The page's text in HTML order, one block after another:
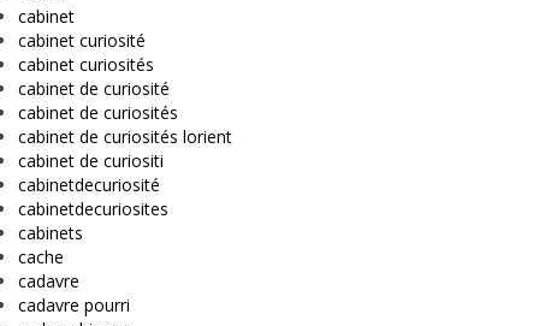
cabinet
cabinet curiosité
cabinet curiosités
cabinet de curiosité
cabinet de curiosités
cabinet de curiosités lorient
cabinet de curiositi
cabinetdecuriosité
cabinetdecuriosites
cabinets
cache
cadavre
cadavre pourri